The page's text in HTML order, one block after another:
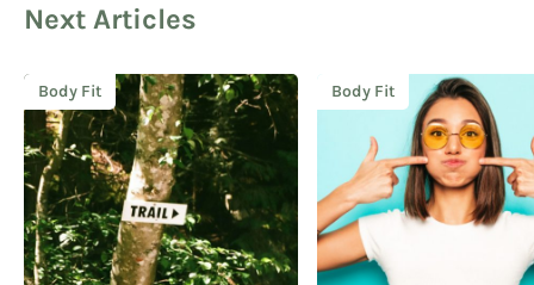
Next Articles
Body Fit Body Fit